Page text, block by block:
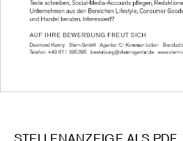
STELLENANZEIGE ALS PDF